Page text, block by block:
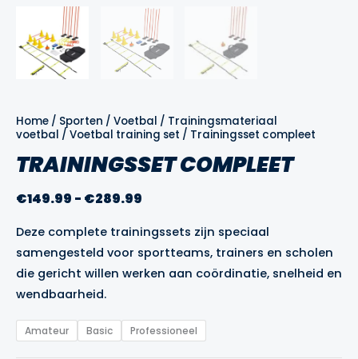
Home / Sporten / Voetbal / Trainingsmateriaal
voetbal / Voetbal training set / Trainingsset compleet
TRAININGSSET COMPLEET
€149.99 - €289.99
tot
€289.99
Deze complete trainingssets zijn speciaal
samengesteld voor sportteams, trainers en scholen
die gericht willen werken aan coördinatie, snelheid en
wendbaarheid.
Amateur Basic Professioneel